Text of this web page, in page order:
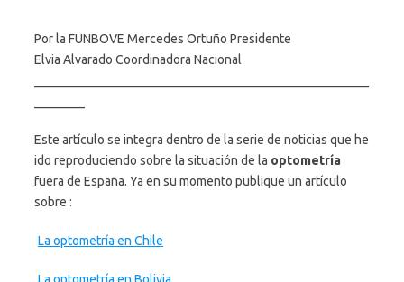
Por la FUNBOVE Mercedes Ortuño Presidente
Elvia Alvarado Coordinadora Nacional
Este artículo se integra dentro de la serie de noticias que he
ido reproduciendo sobre la situación de la optometría
fuera de España. Ya en su momento publique un artículo
sobre :
La optometría en Chile